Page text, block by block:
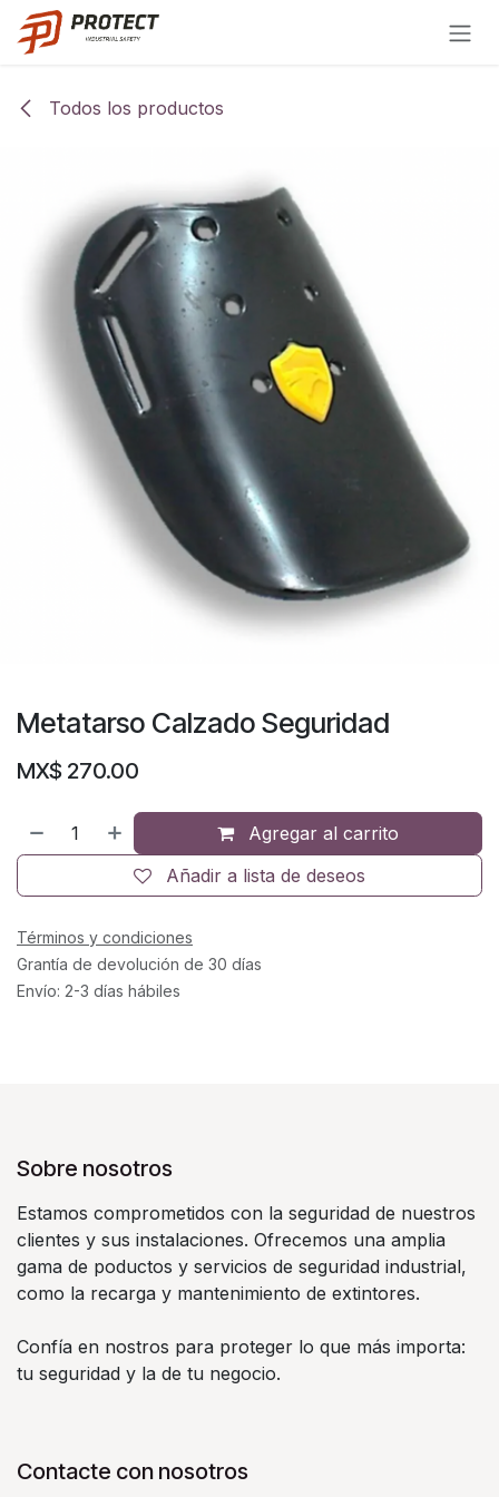
Ir al contenido
Todos los productos
Metatarso Calzado Seguridad
MX$ 270.00
Agregar al carrito
Añadir a lista de deseos
Términos y condiciones
Grantía de devolución de 30 días
Envío: 2-3 días hábiles
Sobre nosotros
Estamos comprometidos con la seguridad de nuestros
clientes y sus instalaciones. Ofrecemos una amplia
gama de poductos y servicios de seguridad industrial,
como la recarga y mantenimiento de extintores.
Confía en nostros para proteger lo que más importa:
tu seguridad y la de tu negocio.
Contacte con nosotros